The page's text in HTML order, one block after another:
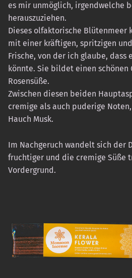
es mir unmöglich, irgendwelche
herauszuziehen.
Dieses olfaktorische Blütenmeer
mit einer kräftigen, spritzigen
Frische, von der ich glaube, dass
könnte. Sie bildet einen schönen
Rosensüße.
Zwischen diesen beiden
cremige als auch puderige
Hauch Musk.
Im Nachgeruch wandelt sich der
fruchtiger und die cremige Süße
Vordergrund.